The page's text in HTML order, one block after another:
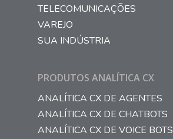
TELECOMUNICAÇÕES
VAREJO
SUA INDÚSTRIA
PRODUTOS ANALÍTICA CX
ANALÍTICA CX DE AGENTES
ANALÍTICA CX DE CHATBOTS
ANALÍTICA CX DE VOICE BOTS